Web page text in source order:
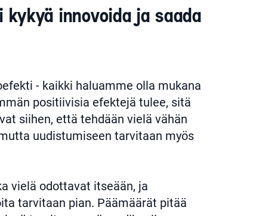
innovoida ja saada
- kaikki haluamme olla mukana
positiivisia efektejä tulee, sitä
siihen, että tehdään vielä vähän
uudistumiseen tarvitaan myös
vielä odottavat itseään, ja
tarvitaan pian. Päämäärät pitää